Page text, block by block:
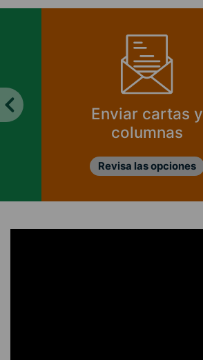
Enviar cartas y
columnas
Revisa las opciones